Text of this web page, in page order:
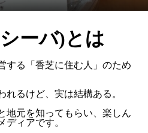
ーバ)とは
する「香芝に住む人」のため
るけど、実は結構ある。
地元を知ってもらい、楽しん
ディアです。